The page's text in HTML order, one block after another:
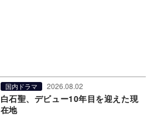
国内ドラマ 2026.08.02
白石聖、デビュー10年目を迎えた現
在地